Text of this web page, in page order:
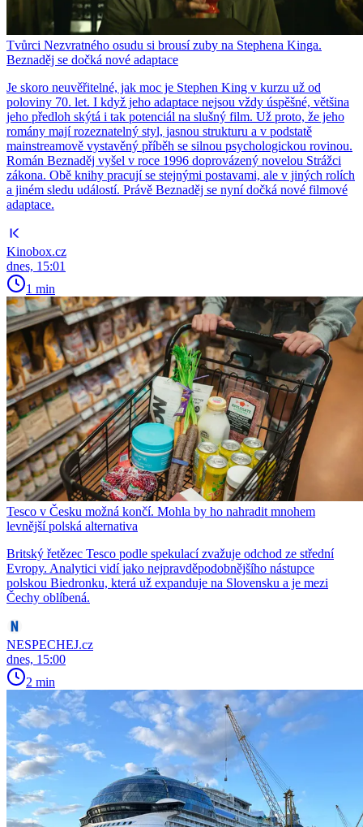
Tvůrci Nezvratného osudu si brousí zuby na Stephena Kinga.
Beznaděj se dočká nové adaptace
Je skoro neuvěřitelné, jak moc je Stephen King v kurzu už od
poloviny 70. let. I když jeho adaptace nejsou vždy úspěšné, většina
jeho předloh skýtá i tak potenciál na slušný film. Už proto, že jeho
romány mají rozeznatelný styl, jasnou strukturu a v podstatě
mainstreamově vystavěný příběh se silnou psychologickou rovinou.
Román Beznaděj vyšel v roce 1996 doprovázený novelou Strážci
zákona. Obě knihy pracují se stejnými postavami, ale v jiných rolích
a jiném sledu událostí. Právě Beznaděj se nyní dočká nové filmové
adaptace.
Kinobox.cz
dnes, 15:01
1 min
Tesco v Česku možná končí. Mohla by ho nahradit mnohem
levnější polská alternativa
Britský řetězec Tesco podle spekulací zvažuje odchod ze střední
Evropy. Analytici vidí jako nejpravděpodobnějšího nástupce
polskou Biedronku, která už expanduje na Slovensku a je mezi
Čechy oblíbená.
NESPECHEJ.cz
dnes, 15:00
2 min